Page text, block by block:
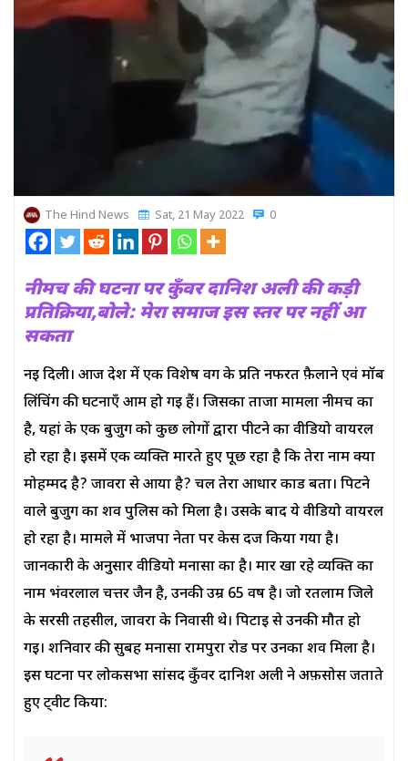
The Hind News Sat, 21 May 2022 0
नीमच की घटना पर कुँवर दानिश अली की कड़ी
प्रतिक्रिया,बोले: मेरा समाज इस स्तर पर नहीं आ
सकता
नई दिली। आज देश में एक विशेष वर्ग के प्रति नफरत फ़ैलाने एवं मॉब
लिंचिंग की घटनाएँ आम हो गई हैं। जिसका ताजा मामला नीमच का
है, यहां के एक बुजुर्ग को कुछ लोगों द्वारा पीटने का वीडियो वायरल
हो रहा है। इसमें एक व्यक्ति मारते हुए पूछ रहा है कि तेरा नाम क्या
मोहम्मद है? जावरा से आया है? चल तेरा आधार कार्ड बता। पिटने
वाले बुजुर्ग का शव पुलिस को मिला है। उसके बाद ये वीडियो वायरल
हो रहा है। मामले में भाजपा नेता पर केस दर्ज किया गया है।
जानकारी के अनुसार वीडियो मनासा का है। मार खा रहे व्यक्ति का
नाम भंवरलाल चत्तर जैन है, उनकी उम्र 65 वर्ष है। जो रतलाम जिले
के सरसी तहसील, जावरा के निवासी थे। पिटाई से उनकी मौत हो
गई। शनिवार की सुबह मनासा रामपुरा रोड पर उनका शव मिला है।
इस घटना पर लोकसभा सांसद कुँवर दानिश अली ने अफ़सोस जताते
हुए ट्वीट किया: